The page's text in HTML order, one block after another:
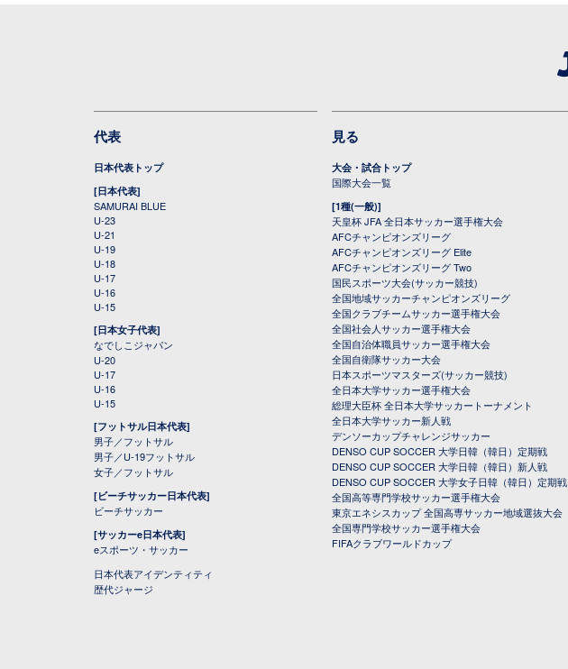
代表
日本代表トップ
[日本代表]
SAMURAI BLUE
U-23
U-21
U-19
U-18
U-17
U-16
U-15
[日本女子代表]
なでしこジャパン
U-20
U-17
U-16
U-15
[フットサル日本代表]
男子／フットサル
男子／U-19フットサル
女子／フットサル
[ビーチサッカー日本代表]
ビーチサッカー
[サッカーe日本代表]
eスポーツ・サッカー
日本代表アイデンティティ
歴代ジャージ
見る
大会・試合トップ
国際大会一覧
[1種(一般)]
天皇杯 JFA 全日本サッカー選手権大会
AFCチャンピオンズリーグ
AFCチャンピオンズリーグ Elite
AFCチャンピオンズリーグ Two
国民スポーツ大会(サッカー競技)
全国地域サッカーチャンピオンズリーグ
全国クラブチームサッカー選手権大会
全国社会人サッカー選手権大会
全国自治体職員サッカー選手権大会
全国自衛隊サッカー大会
日本スポーツマスターズ(サッカー競技)
全日本大学サッカー選手権大会
総理大臣杯 全日本大学サッカートーナメント
全日本大学サッカー新人戦
デンソーカップチャレンジサッカー
DENSO CUP SOCCER 大学日韓（韓日）定期戦
DENSO CUP SOCCER 大学日韓（韓日）新人戦
DENSO CUP SOCCER 大学女子日韓（韓日）定期戦
全国高等専門学校サッカー選手権大会
東京エネシスカップ 全国高専サッカー地域選抜大会
全国専門学校サッカー選手権大会
FIFAクラブワールドカップ